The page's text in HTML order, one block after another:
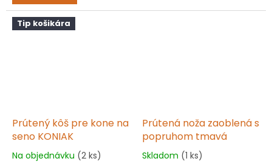
5
Tip košikára
Prútený kôš pre kone na
seno KONIAK
Priemerné
Na objednávku (2 ks)
Prútená noža zaoblená s
popruhom tmavá
Priemerné
Skladom (1 ks)